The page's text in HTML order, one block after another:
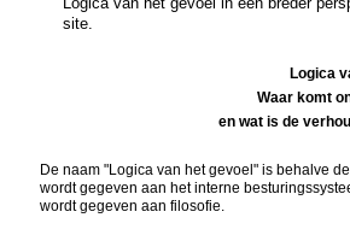
site.
Logica
Waar komt
en wat is de
De naam "Logica van het gevoel" is behalve
wordt gegeven aan het interne
wordt gegeven aan filosofie.